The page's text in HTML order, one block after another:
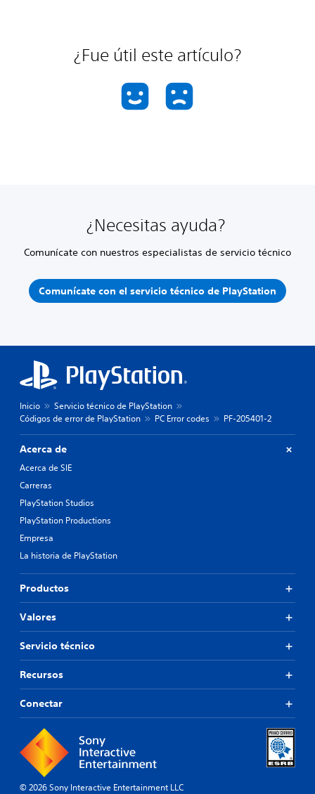
¿Fue útil este artículo?
¿Necesitas ayuda?
Comunícate con nuestros especialistas de servicio técnico
Comunícate con el servicio técnico de PlayStation
Inicio
Servicio técnico de PlayStation
Códigos de error de PlayStation
PC Error codes PF-205401-2
Acerca de
Acerca de SIE
Carreras
PlayStation Studios
PlayStation Productions
Empresa
La historia de PlayStation
Productos
Valores
Servicio técnico
Recursos
Conectar
© 2026 Sony Interactive Entertainment LLC